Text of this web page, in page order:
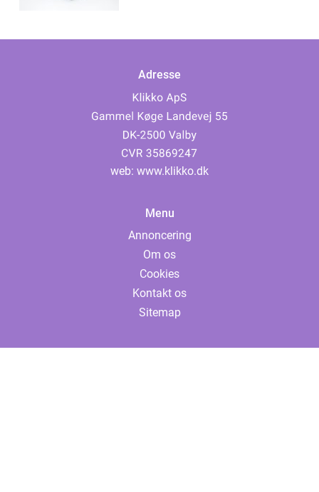
Adresse
web: www.klikko.dk
Menu
Annoncering
Om os
Cookies
Kontakt os
Sitemap